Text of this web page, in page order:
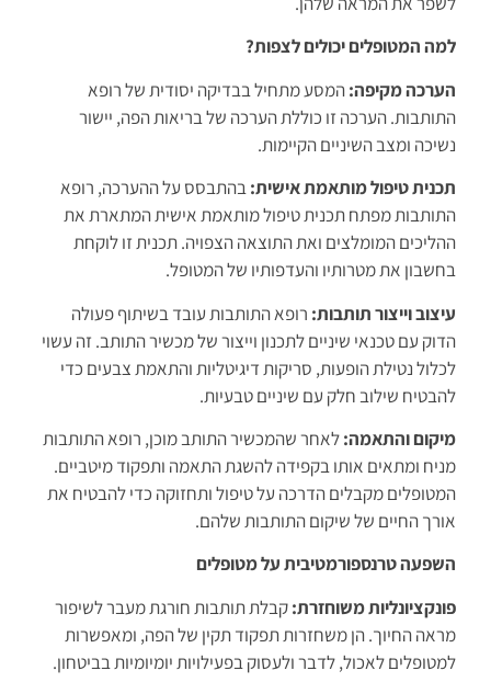
למה המטופלים יכולים לצפות?
הערכה מקיפה:המסע מתחיל בבדיקה יסודית של רופא
התותבות. הערכה זו כוללת הערכה של בריאות הפה, יישור
נשיכה ומצב השיניים הקיימות.
תכנית טיפול מותאמת אישית:בהתבסס על ההערכה, רופא
התותבות מפתח תכנית טיפול מותאמת אישית המתארת את
ההליכים המומלצים ואת התוצאה הצפויה. תכנית זו לוקחת
בחשבון את מטרותיו והעדפותיו של המטופל.
עיצוב וייצור תותבות: רופא התותבות עובד בשיתוף פעולה
הדוק עם טכנאי שיניים לתכנון וייצור של מכשיר התותב. זה עשוי
לכלול נטילת הופעות, סריקות דיגיטליות והתאמת צבעים כדי
להבטיח שילוב חלק עם שיניים טבעיות.
מיקום והתאמה:לאחר שהמכשיר התותב מוכן, רופא התותבות
מניח ומתאים אותו בקפידה להשגת התאמה ותפקוד מיטביים.
המטופלים מקבלים הדרכה על טיפול ותחזוקה כדי להבטיח את
אורך החיים של שיקום התותבות שלהם.
השפעה טרנספורמטיבית על מטופלים
פונקציונליות משוחזרת:קבלת תותבות חורגת מעבר לשיפור
מראה החיוך. הן משחזרות תפקוד תקין של הפה, ומאפשרות
למטופלים לאכול, לדבר ולעסוק בפעילויות יומיומיות בביטחון.